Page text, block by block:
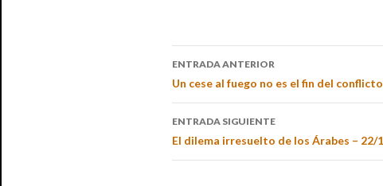
ENTRADA ANTERIOR
Un cese al fuego no es el fin del
ENTRADA SIGUIENTE
El dilema irresuelto de los Árabes – 22/